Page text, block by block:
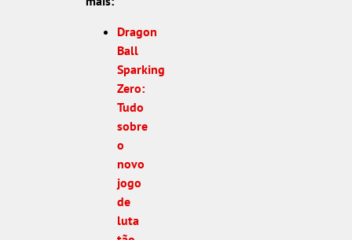
Dragon
Ball
Sparking
Zero:
Tudo
sobre
o
novo
jogo
de
luta